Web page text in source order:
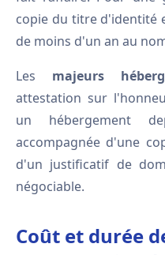
copie du titre d'identité
de moins d'un an au
Les majeurs
attestation sur
un hébergement
accompagnée d'une
d'un justificatif de
négociable.
Coût et durée